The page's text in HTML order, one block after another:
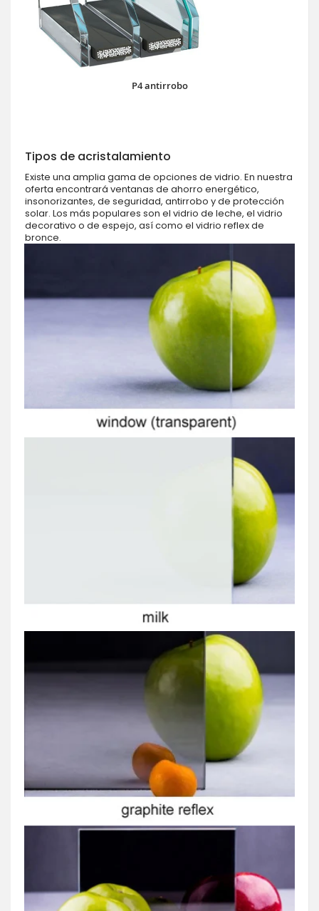
P4 antirrobo
Tipos de acristalamiento
Existe una amplia gama de opciones de vidrio. En nuestra
oferta encontrará ventanas de ahorro energético,
insonorizantes, de seguridad, antirrobo y de protección
solar. Los más populares son el vidrio de leche, el vidrio
decorativo o de espejo, así como el vidrio reflex de
bronce.